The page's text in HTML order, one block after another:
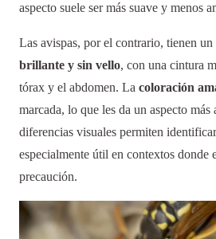
aspecto suele ser más suave y menos
Las avispas, por el contrario, tienen un
brillante y sin vello, con una cintura
tórax y el abdomen. La coloración
marcada, lo que les da un aspecto más
diferencias visuales permiten
especialmente útil en contextos donde
precaución.